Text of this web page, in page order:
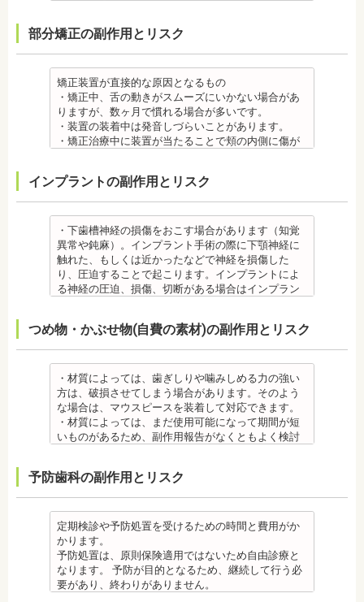
は、皮膚科で行われているパッチテストなどをうけ
膜にアレルギー症状が起きた場合は、速やかに歯科
医師の指示を仰いでください。
抜歯・麻酔 ・矯正をしたい箇所に十分なスペースが
ない場合は、抜歯を必要とすることもあります。健
康上問題のない歯を抜歯する場合もあります。
・抜歯する場合は麻酔注射を行います。麻酔薬の中
もあるため、心が起こることもあります。臓や血圧
は、頬を噛んだり、熱いものを飲んだりしてもわか
らないため、口腔内を傷つけるリスクがあります。
さらに、麻酔によって悪心、嘔吐、アレルギー反応
虫歯・歯周病 ・矯正治療中、矯正装置の周りなど、
ブラッシング（歯磨き）しにくい部分ができるた
め、虫歯や歯周炎のリスクが高くなります。
を歯科医師より受けて 、毎日丁寧なブラッシング、
のケアをすることも役立ちます。
・矯正中に虫歯が悪化した場合は、矯正終了後に虫
歯の治療をする、もしくは、矯正中に器具を一度外
して治療を行う必要が生じることがあります。
・基本的に、矯正中には虫歯や歯周病の治療が行え
ません。そのため矯正前にこれらの治療を終わらせ
合は、一般的な歯科医院で、事前に虫歯、歯周病の
治療を行う必要があることもあります。
す。その程度に個人差があります。
・矯正終了して数か月から数年経過すると噛み合わ
せが悪くなる可能性があります。噛み合わせが悪く
なると、咀嚼障害の場合は、噛み合わせの治療を行
います、頭痛、肩こりを招く事があります。また、
・矯正治療中に装置が当たることで頬の内側に傷が
ついたり、口内炎になったり、歯の移動に伴う痛み
を感じることもありますので、必要に応じワックス
で対処する場合やその他の対処策を行う場合があり
ます。
・矯正装置を装着した直後や、ワイヤーを交換した
直後に痛みを感じることがありますが、数日でおさ
まる場合が多いです。また、冷たいものを飲んだと
科医師に相談しましょう。
いるため、金属アレルギーのある方、不安がある方
は、皮膚科で行われているパッチテストをうけて、
アレルギー材料を特定し、歯科医師に伝えてくださ
い。矯正装置を装着したあとに、皮膚や口腔の粘膜
にアレルギー症状が起きた場合は、速やかに歯科医
師の指示を仰いでください。
・矯正をしたい箇所に十分なスペースがない場合
・抜歯する場合は麻酔注射を行います。麻酔の中に
は、成分に心拍数、血圧を上げる作用があるものも
あるため、心臓や血圧に問題がある方が使用する
と、動悸、血圧上昇を起こす場合があります。ま
た、頬を噛んでもわからなかったり、熱いものを飲
んでもわからないため、口腔内を傷つけるリスクが
さらに、麻酔によって悪心、嘔吐、アレルギー反応
・矯正中、虫歯が悪化する場合があります。治療終
了後に虫歯の治療をする場合と器具を一度外して虫
歯の治療を行う場合があります。
・矯正治療中、矯正装置の周りなど、ブラッシング
（歯磨き）しにくい部分ができるため、虫歯や歯周
炎のリスクが高くなります。間食を控え、矯正治療
部分矯正の副作用とリスク
矯正装置が直接的な原因となるもの
・矯正中、舌の動きがスムーズにいかない場合があ
りますが、数ヶ月で慣れる場合が多いです。
・装置の装着中は発音しづらいことがあります。
・矯正治療中に装置が当たることで頬の内側に傷が
で対処する場合やその他の対処策を行う場合があり
ます。
・矯正装置を装着した直後や、ワイヤーを交換した
直後に痛みを感じることがありますが、数日でおさ
まる場合が多いです。また、冷たいものを飲んだと
きにしみる「知覚過敏」があらわれる場合がありま
すが、基本的には数日で改善されます。長期間痛む
場合は、歯科医師に相談しましょう。
いるため、金属アレルギーのある方、不安がある方
い。矯正装置を装着したあとに、皮膚や口腔の粘膜
にアレルギー症状が起きた場合は、速やかに歯科医
師の指示を仰いでください。
抜歯・麻酔
・矯正をしたい箇所に十分なスペースがない場合
は、抜歯を必要とする場合もあります。健康上問題
痛みを感じることもありますので、歯科医師の判断
ため、心臓や血圧に問題がある方が使用すると、動
悸、血圧上昇を起こす場合があります。また、頬を
噛んでもわからなかったり、熱いものを飲んでもわ
からないため、口腔内を傷つけるリスクがありま
す。さらに、麻酔によって悪心、嘔吐、アレルギー
反応が起こることもあります。
インプラントの副作用とリスク
・下歯槽神経の損傷をおこす場合があります（知覚
異常や鈍麻）。インプラント手術の際に下顎神経に
触れた、もしくは近かったなどで神経を損傷した
り、圧迫することで起こります。インプラントによ
る神経の圧迫、損傷、切断がある場合はインプラン
・上あごにインプラントを埋める際に、上顎洞を破
る場合があります。手術した時に感染が生じると蓄
膿症になる場合があります。この場合は、インプラ
ントを除去する場合もあります。また、蓄膿症の治
療には耳鼻咽喉科にて治療が必要な場合もありま
す。
・インプラントは、入れ歯の治療とは異なり、外科
手術を行う必要があります。手術により今までは何
けられない場合もあります。免疫力や抵抗力が低下
足りない方、喫煙者の方は、事前に生活習慣の改
善、治療が必要となる場合があります。
・インプラント術後すぐには違和感があったり、痛
み、腫れ、出血などが発生する場合がありますが、
これらの症状の多くについては一時的なもので、多
くの場合2～3日で治まります。
つめ物・かぶせ物(自費の素材)の副作用とリスク
・材質によっては、歯ぎしりや噛みしめる力の強い
方は、破損させてしまう場合があります。そのよう
な場合は、マウスピースを装着して対応できます。
・材質によっては、まだ使用可能になって期間が短
いものがあるため、副作用報告がなくともよく検討
・ジルコニア自体が割れてしまうのではなく、表面
を覆っているポーセレンというセラミックが割れて
しまうことのほうが多くあります。
原因のひとつとしては、ポーセレンというセラミッ
クとジルコニアの密着度が、セラミック同士との場
合や金属とセラミックとの場合に比べて、若干弱い
場合があるからです。他にも、激しい歯ぎしりをす
る人の場合、どうしてもセラミックの部分はジルコ
予防歯科の副作用とリスク
定期検診や予防処置を受けるための時間と費用がか
かります。
予防処置は、原則保険適用ではないため自由診療と
なります。 予防が目的となるため、継続して行う必
要があり、終わりがありません。